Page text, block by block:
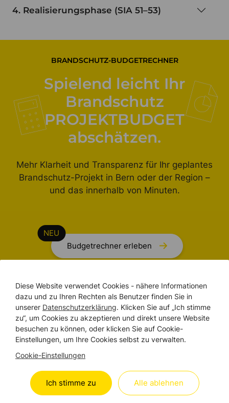
4. Realisierungsphase (SIA 51–53)
BRANDSCHUTZ-BUDGETRECHNER
Spielend leicht Ihr
Brandschutz
PROJEKTBUDGET
abschätzen.
Mehr Klarheit und Transparenz für Ihr geplantes
Brandschutz-Projekt in Bern oder der Region –
und das innerhalb von Minuten.
Budgetrechner erleben
WIR SIND DA
Treten Sie mit uns in
KONTAKT
uns mitzuteilen, wie wir Ihnen behilflich sein
können. Wir freuen uns auf Ihre Anfrage und
Diese Website verwendet Cookies - nähere Informationen
dazu und zu Ihren Rechten als Benutzer finden Sie in
unserer Datenschutzerklärung. Klicken Sie auf „Ich stimme
zu“, um Cookies zu akzeptieren und direkt unsere Website
besuchen zu können, oder klicken Sie auf Cookie-
Einstellungen, um Ihre Cookies selbst zu verwalten.
Cookie-Einstellungen
Ich stimme zu Alle ablehnen